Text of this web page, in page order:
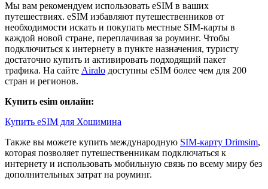
Мы вам рекомендуем использовать eSIM в ваших
путешествиях. eSIM избавляют путешественников от
необходимости искать и покупать местные SIM-карты в
каждой новой стране, переплачивая за роуминг. Чтобы
подключиться к интернету в пункте назначения, туристу
достаточно купить и активировать подходящий пакет
трафика. На сайте Airalo доступны eSIM более чем для 200
стран и регионов.
Купить esim онлайн:
Купить eSIM для Хошимина
Также вы можете купить международную SIM-карту Drimsim,
которая позволяет путешественникам подключаться к
интернету и использовать мобильную связь по всему миру без
дополнительных затрат на роуминг.